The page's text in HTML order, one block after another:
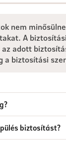
nem
A
adott
a biztosítási
biztosítást?